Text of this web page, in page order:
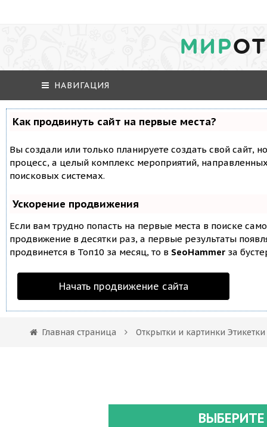
МИР
НАВИГАЦИЯ
Как продвинуть сайт на первые места?
Вы создали или только планируете создать свой сайт,
процесс, а целый комплекс мероприятий,
поисковых системах.
Ускорение продвижения
Если вам трудно попасть на первые места в поиске
продвижение в десятки раз, а первые результаты
продвинется в Топ10 за месяц, то в SeoHammer за
Начать продвижение сайта
Главная страница Открытки и картинки